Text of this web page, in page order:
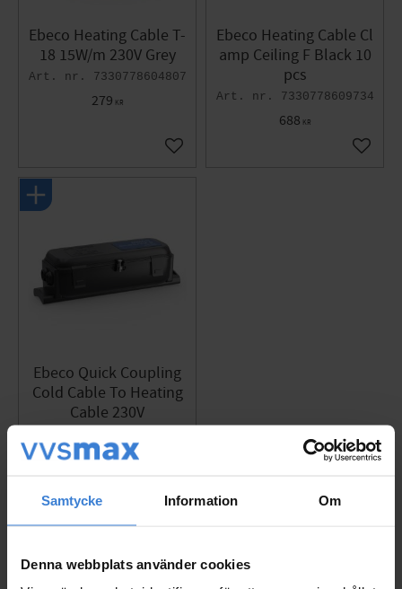
Samtycke Information Om
Denna webbplats använder cookies
Reviews
Ebeco Heating Cable T-
18 15W/m 230V Grey
7330778604807
279 KR
Add to favorites
Ebeco Heating Cable Cl
amp Ceiling F Black 10
pcs
7330778609734
688 KR
Add
Ebeco Quick Coupling
Cold Cable To Heating
Cable 230V
1 377KR
Add to favorites